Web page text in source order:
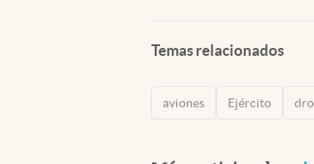
Temas relacionados
aviones Ejército